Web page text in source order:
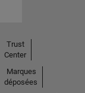
Trust
Center
Marques
déposées